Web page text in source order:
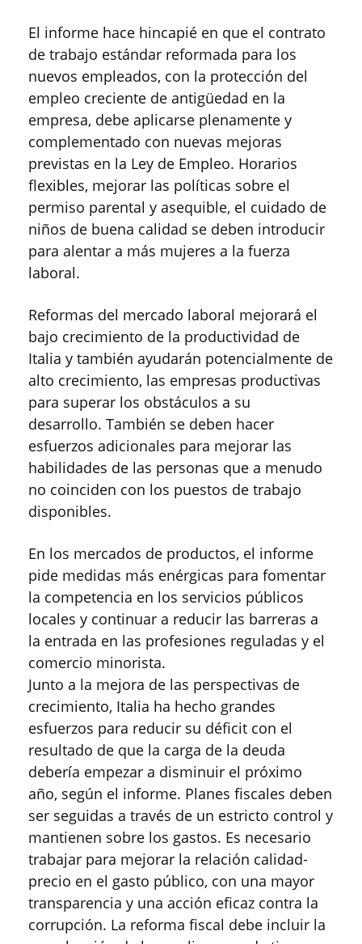
El informe hace hincapié en que el contrato
de trabajo estándar reformada para los
nuevos empleados, con la protección del
empleo creciente de antigüedad en la
empresa, debe aplicarse plenamente y
complementado con nuevas mejoras
previstas en la Ley de Empleo. Horarios
flexibles, mejorar las políticas sobre el
permiso parental y asequible, el cuidado de
niños de buena calidad se deben introducir
para alentar a más mujeres a la fuerza
laboral.
Reformas del mercado laboral mejorará el
bajo crecimiento de la productividad de
Italia y también ayudarán potencialmente de
alto crecimiento, las empresas productivas
para superar los obstáculos a su
desarrollo. También se deben hacer
esfuerzos adicionales para mejorar las
habilidades de las personas que a menudo
no coinciden con los puestos de trabajo
disponibles.
En los mercados de productos, el informe
pide medidas más enérgicas para fomentar
la competencia en los servicios públicos
locales y continuar a reducir las barreras a
la entrada en las profesiones reguladas y el
comercio minorista.
Junto a la mejora de las perspectivas de
crecimiento, Italia ha hecho grandes
esfuerzos para reducir su déficit con el
resultado de que la carga de la deuda
debería empezar a disminuir el próximo
año, según el informe. Planes fiscales deben
ser seguidas a través de un estricto control y
mantienen sobre los gastos. Es necesario
trabajar para mejorar la relación calidad-
precio en el gasto público, con una mayor
transparencia y una acción eficaz contra la
corrupción. La reforma fiscal debe incluir la